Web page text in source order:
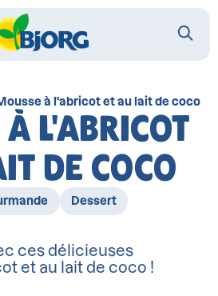
à l'abricot et au lait de coco
L'ABRICOT
DE COCO
Dessert
ces délicieuses
et au lait de coco !